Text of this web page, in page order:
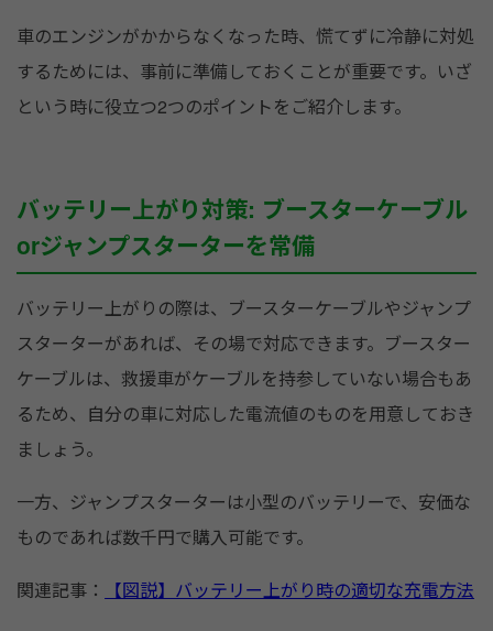
車のエンジンがかからなくなった時、慌てずに冷静に対処
するためには、事前に準備しておくことが重要です。いざ
という時に役立つ2つのポイントをご紹介します。
バッテリー上がり対策: ブースターケーブル
orジャンプスターターを常備
バッテリー上がりの際は、ブースターケーブルやジャンプ
スターターがあれば、その場で対応できます。ブースター
ケーブルは、救援車がケーブルを持参していない場合もあ
るため、自分の車に対応した電流値のものを用意しておき
ましょう。
一方、ジャンプスターターは小型のバッテリーで、安価な
ものであれば数千円で購入可能です。
関連記事： 【図説】バッテリー上がり時の適切な充電方法